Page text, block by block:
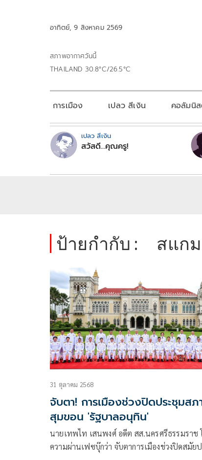
อาทิตย์, 9 สิงหาคม 2569
สภาพอากาศวันนี้
THAILAND 30.8°C/26.5°C
การเมือง เปลว สีเงิน คอลัมนิ
เปลว สีเงิน
สวัสดี...คุณครู!
ป้ายกำกับ : สแก
31 ตุลาคม 2568
จับตา! การเมืองช่วงปิดประชุมสภ
สุมขอน 'รัฐบาลอนุทิน'
นายเทพไท เสนพงศ์ อดีต สส.นครศรีธรรมราช
ความผ่านเฟซบุ๊กว่า จับตาการเมืองช่วงปิดสมัย